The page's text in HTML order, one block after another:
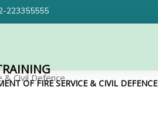
223355555
OF FIRE SERVICE & CIVIL DEFENCE
& Civil Defence